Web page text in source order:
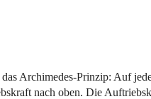
Archimedes-Prinzip: Auf
nach oben. Die